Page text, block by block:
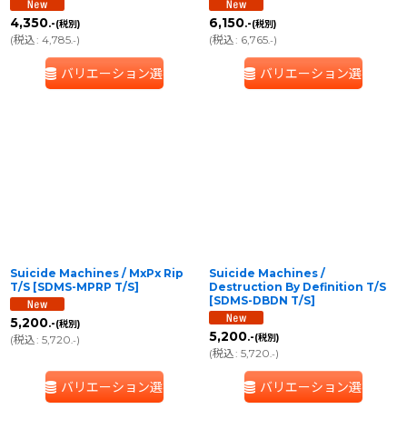
4,350.-(税別)
(税込: 4,785.-)
バリエーション選択
6,150.-(税別)
(税込: 6,765.-)
バリエーション選択
Suicide Machines / MxPx Rip
T/S [SDMS-MPRP T/S]
5,200.-(税別)
(税込: 5,720.-)
バリエーション選択
Suicide Machines /
Destruction By Definition T/S
[SDMS-DBDN T/S]
5,200.-(税別)
(税込: 5,720.-)
バリエーション選択